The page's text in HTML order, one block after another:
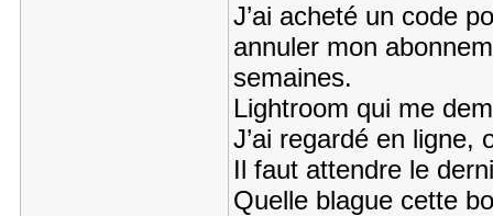
J’ai acheté un code
annuler mon
semaines.
Lightroom qui me
J’ai regardé en ligne,
Il faut attendre le
Quelle blague cette